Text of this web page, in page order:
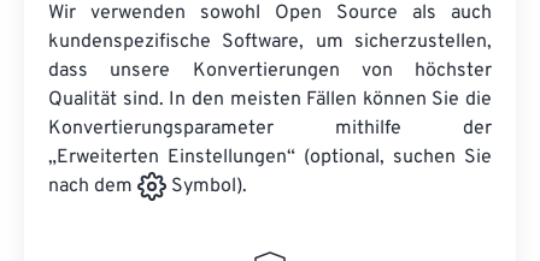
Wir verwenden sowohl Open Source als auch
kundenspezifische Software, um sicherzustellen,
dass unsere Konvertierungen von höchster
Qualität sind. In den meisten Fällen können Sie die
Konvertierungsparameter mithilfe der
„Erweiterten Einstellungen“ (optional, suchen Sie
nach dem
Symbol).